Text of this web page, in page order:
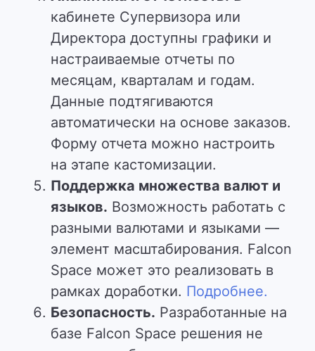
кабинете Супервизора или
Директора доступны графики и
настраиваемые отчеты по
месяцам, кварталам и годам.
Данные подтягиваются
автоматически на основе заказов.
Форму отчета можно настроить
на этапе кастомизации.
Поддержка множества валют и
языков. Возможность работать с
разными валютами и языками —
элемент масштабирования. Falcon
Space может это реализовать в
рамках доработки. Подробнее.
Безопасность. Разработанные на
базе Falcon Space решения не